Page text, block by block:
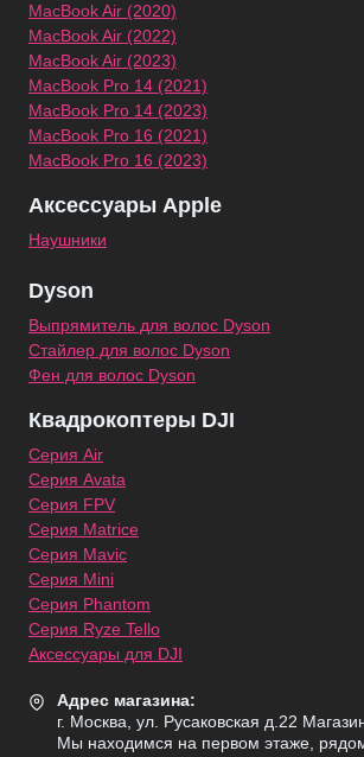
MacBook Air (2020)
MacBook Air (2022)
MacBook Air (2023)
MacBook Pro 14 (2021)
MacBook Pro 14 (2023)
MacBook Pro 16 (2021)
MacBook Pro 16 (2023)
Аксессуары Apple
Наушники
Dyson
Выпрямитель для волос Dyson
Стайлер для волос Dyson
Фен для волос Dyson
Квадрокоптеры DJI
Серия Air
Серия Avata
Серия FPV
Серия Matrice
Серия Mavic
Серия Mini
Серия Phantom
Серия Ryze Tello
Аксессуары для DJI
Адрес магазина:
г. Москва, ул. Русаковская д.22
Мы находимся на первом этаже,